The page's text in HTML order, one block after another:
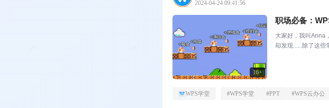
2024-04-24 09:41:56
16+
职场必备：
大家好，我叫Anna
却发现......除了这
WPS学堂 #WPS学堂 #PPT #WPS云办公